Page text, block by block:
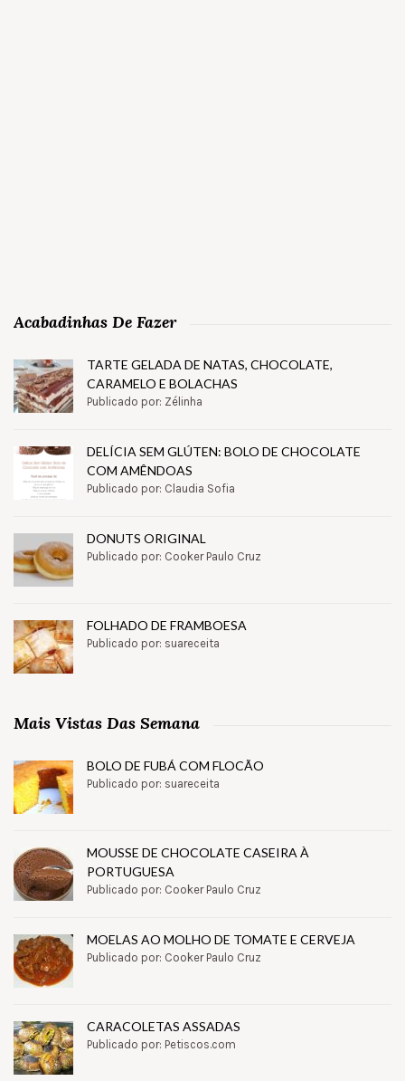
Acabadinhas De Fazer
TARTE GELADA DE NATAS, CHOCOLATE,
CARAMELO E BOLACHAS
Publicado por: Zélinha
DELÍCIA SEM GLÚTEN: BOLO DE CHOCOLATE
COM AMÊNDOAS
Publicado por: Claudia Sofia
DONUTS ORIGINAL
Publicado por: Cooker Paulo Cruz
FOLHADO DE FRAMBOESA
Publicado por: suareceita
Mais Vistas Das Semana
BOLO DE FUBÁ COM FLOCÃO
Publicado por: suareceita
MOUSSE DE CHOCOLATE CASEIRA À
PORTUGUESA
Publicado por: Cooker Paulo Cruz
MOELAS AO MOLHO DE TOMATE E CERVEJA
Publicado por: Cooker Paulo Cruz
CARACOLETAS ASSADAS
Publicado por: Petiscos.com